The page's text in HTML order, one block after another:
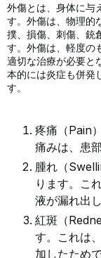
外傷とは、身体に与
す。外傷は、物理的
撲、損傷、刺傷、銃
す。外傷は、軽度の
適切な治療が必要と
本的には炎症も併発
す。
疼痛（Pain
痛みは、患
腫れ（
ります。こ
液が漏れ出
紅斑（
す。これは
加したためで